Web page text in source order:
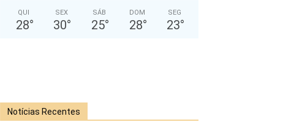
QUI
28°
SEX
30°
SÁB
25°
DOM
28°
SEG
23°
Notícias Recentes